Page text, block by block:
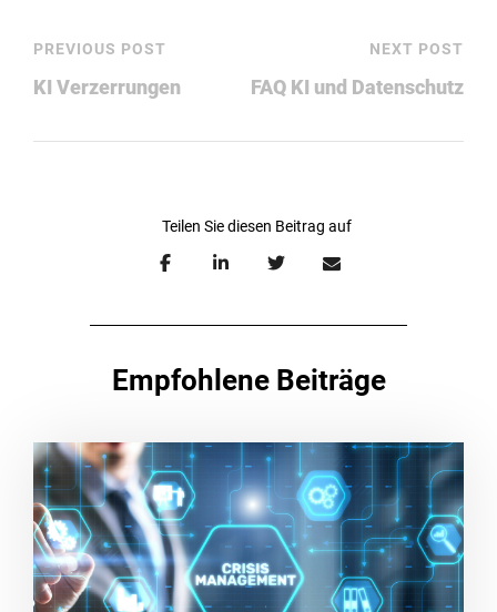
PREVIOUS POST
KI Verzerrungen
NEXT POST
FAQ KI und Datenschutz
Empfohlene Beiträge